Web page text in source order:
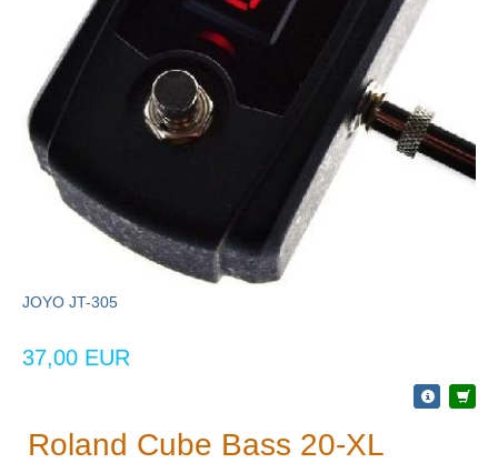
JOYO JT-305
37,00 EUR
Roland Cube Bass 20-XL